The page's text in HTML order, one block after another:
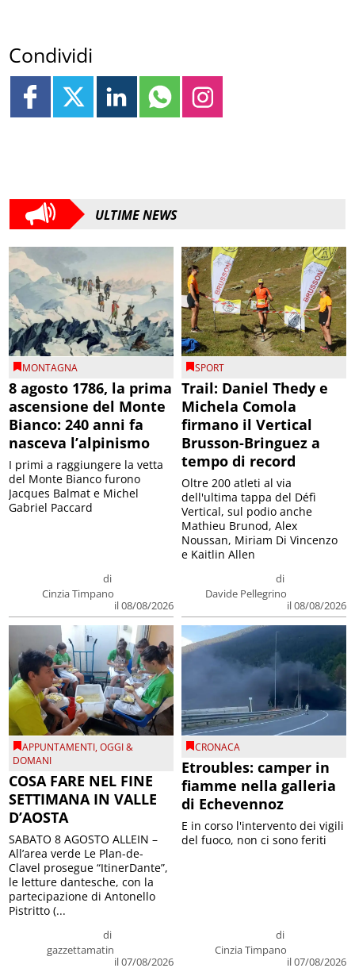
Condividi
ULTIME NEWS
MONTAGNA
8 agosto 1786, la prima
ascensione del Monte
Bianco: 240 anni fa
nasceva l’alpinismo
di
Cinzia Timpano
il 08/08/2026
I primi a raggiungere la vetta
del Monte Bianco furono
Jacques Balmat e Michel
Gabriel Paccard
SPORT
Trail: Daniel Thedy e
Michela Comola
firmano il Vertical
Brusson-Bringuez a
tempo di record
di
Davide Pellegrino
il 08/08/2026
Oltre 200 atleti al via
dell'ultima tappa del Défì
Vertical, sul podio anche
Mathieu Brunod, Alex
Noussan, Miriam Di Vincenzo
e Kaitlin Allen
APPUNTAMENTI,OGGI &
DOMANI
COSA FARE NEL FINE
SETTIMANA IN VALLE
D’AOSTA
di
gazzettamatin
il 07/08/2026
SABATO 8 AGOSTO ALLEIN –
All’area verde Le Plan-de-
Clavel prosegue “ItinerDante”,
le letture dantesche, con la
partecipazione di Antonello
Pistritto (...
CRONACA
Etroubles: camper in
fiamme nella galleria
di Echevennoz
di
Cinzia Timpano
il 07/08/2026
E in corso l'intervento dei vigili
del fuoco, non ci sono feriti